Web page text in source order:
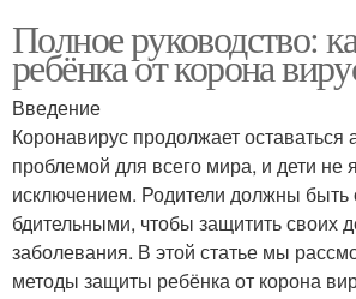
Полное руководство:
ребёнка от корона
Введение
Коронавирус продолжает оставаться
проблемой для всего мира, и дети не
исключением. Родители должны быть
бдительными, чтобы защитить своих
заболевания. В этой статье мы
методы защиты ребёнка от корона